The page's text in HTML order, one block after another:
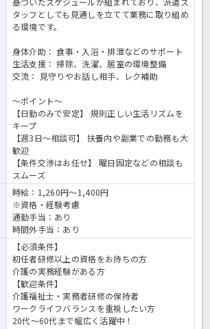
タッフとしても見通しを立てて業務に取り組め
る環境です。
身体介助： 食事・入浴・排泄などのサポート
生活支援： 掃除、洗濯、居室の環境整備
交流： 見守りやお話し相手、レク補助
～ポイント～
【日勤のみで安定】 規則正しい生活リズムを
キープ
【週3日〜相談可】 扶養内や副業での勤務も大
歓迎
【条件交渉はお任せ】 曜日固定などの相談も
スムーズ
時給：1,260円～1,400円
※資格・経験考慮
通勤手当：あり
時間外手当：あり
【必須条件】
初任者研修以上の資格をお持ちの方
介護の実務経験がある方
【歓迎条件】
介護福祉士・実務者研修の保持者
ワークライフバランスを重視したい方
20代〜60代まで幅広く活躍中！